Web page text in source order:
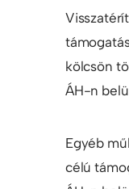
kölcsön
ÁH-n
Egyéb
célú